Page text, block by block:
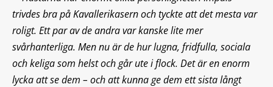
trivdes bra på Kavallerikasern och tyckte att det mesta var
roligt. Ett par av de andra var kanske lite mer
svårhanterliga. Men nu är de hur lugna, fridfulla, sociala
och keliga som helst och går ute i flock. Det är en enorm
lycka att se dem – och att kunna ge dem ett sista långt